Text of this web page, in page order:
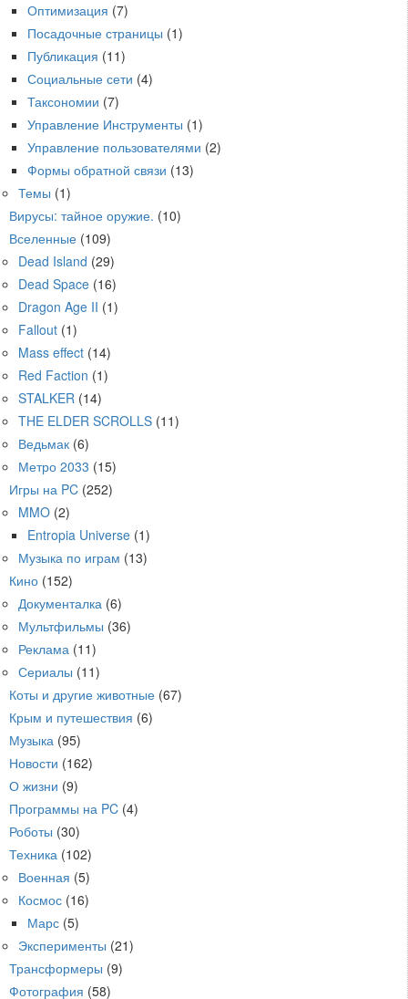
Оптимизация (7)
Посадочные страницы (1)
Публикация (11)
Социальные сети (4)
Таксономии (7)
Управление Инструменты (1)
Управление пользователями (2)
Формы обратной связи (13)
Темы (1)
Вирусы: тайное оружие. (10)
Вселенные (109)
Dead Island (29)
Dead Space (16)
Dragon Age II (1)
Fallout (1)
Mass effect (14)
Red Faction (1)
STALKER (14)
THE ELDER SCROLLS (11)
Ведьмак (6)
Метро 2033 (15)
Игры на PC (252)
MMO (2)
Entropia Universe (1)
Музыка по играм (13)
Кино (152)
Документалка (6)
Мультфильмы (36)
Реклама (11)
Сериалы (11)
Коты и другие животные (67)
Крым и путешествия (6)
Музыка (95)
Новости (162)
О жизни (9)
Программы на PC (4)
Роботы (30)
Техника (102)
Военная (5)
Космос (16)
Марс (5)
Эксперименты (21)
Трансформеры (9)
Фотография (58)